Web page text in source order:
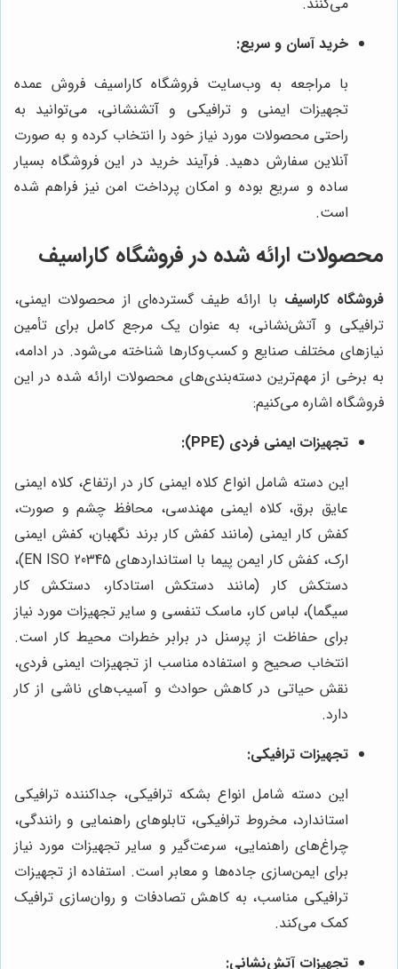
خرید آسان و سریع:
با مراجعه به وب‌سایت فروشگاه کاراسیف فروش عمده
تجهیزات ایمنی و ترافیکی و آتشنشانی، می‌توانید به
راحتی محصولات مورد نیاز خود را انتخاب کرده و به صورت
آنلاین سفارش دهید. فرآیند خرید در این فروشگاه بسیار
ساده و سریع بوده و امکان پرداخت امن نیز فراهم شده
است.
محصولات ارائه شده درفروشگاه کاراسیف
فروشگاه کاراسیف با ارائه طیف گسترده‌ای از محصولات ایمنی،
ترافیکی و آتش‌نشانی، به عنوان یک مرجع کامل برای تأمین
نیازهای مختلف صنایع و کسب‌وکارها شناخته می‌شود. در ادامه،
به برخی از مهم‌ترین دسته‌بندی‌های محصولات ارائه شده در این
فروشگاه اشاره می‌کنیم:
تجهیزات ایمنی فردی (PPE):
این دسته شامل انواع کلاه ایمنی کار در ارتفاع، کلاه ایمنی
عایق برق، کلاه ایمنی مهندسی، محافظ چشم و صورت،
کفش کار ایمنی (مانند کفش کار برند نگهبان، کفش ایمنی
ارک، کفش کار ایمن پیما با استانداردهای EN ISO 20345)،
دستکش کار (مانند دستکش استادکار، دستکش کار
سیگما)، لباس کار، ماسک تنفسی و سایر تجهیزات مورد نیاز
برای حفاظت از پرسنل در برابر خطرات محیط کار است.
انتخاب صحیح و استفاده مناسب از تجهیزات ایمنی فردی،
نقش حیاتی در کاهش حوادث و آسیب‌های ناشی از کار
دارد.
تجهیزات ترافیکی:
این دسته شامل انواع بشکه ترافیکی، جداکننده ترافیکی
استاندارد، مخروط ترافیکی، تابلوهای راهنمایی و رانندگی،
چراغ‌های راهنمایی، سرعت‌گیر و سایر تجهیزات مورد نیاز
برای ایمن‌سازی جاده‌ها و معابر است. استفاده از تجهیزات
ترافیکی مناسب، به کاهش تصادفات و روان‌سازی ترافیک
کمک می‌کند.
تجهیزات آتش‌نشانی: